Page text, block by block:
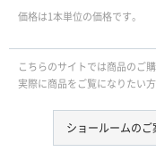
価格は1本単位の価格です。
こちらのサイトでは商品のご
実際に商品をご覧になりたい
ショールームのご